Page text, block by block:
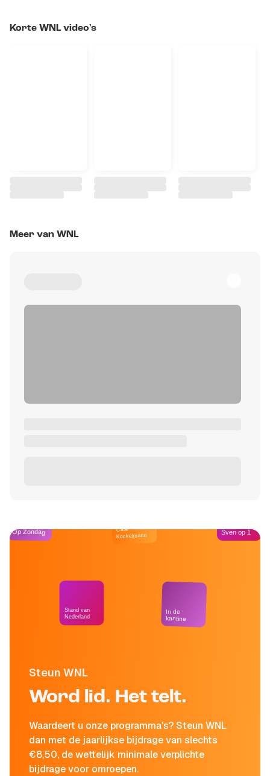
Korte WNL video's
Meer van WNL
Steun WNL
Word lid. Het telt.
Waardeert u onze programma's? Steun WNL
dan met de jaarlijkse bijdrage van slechts
€8,50, de wettelijk minimale verplichte
bijdrage voor omroepen.
Op Zondag
Stand van
Nederland
Café
Kockelmann
In de
kantine
Sven op 1